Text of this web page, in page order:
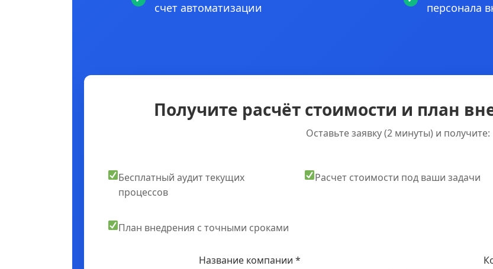
счет автоматизации
персонала
Получите расчёт стоимости и план
Оставьте заявку (2 минуты) и получите:
Бесплатный аудит текущих
процессов
Расчет стоимости под ваши задачи
План внедрения с точными сроками
Название компании *